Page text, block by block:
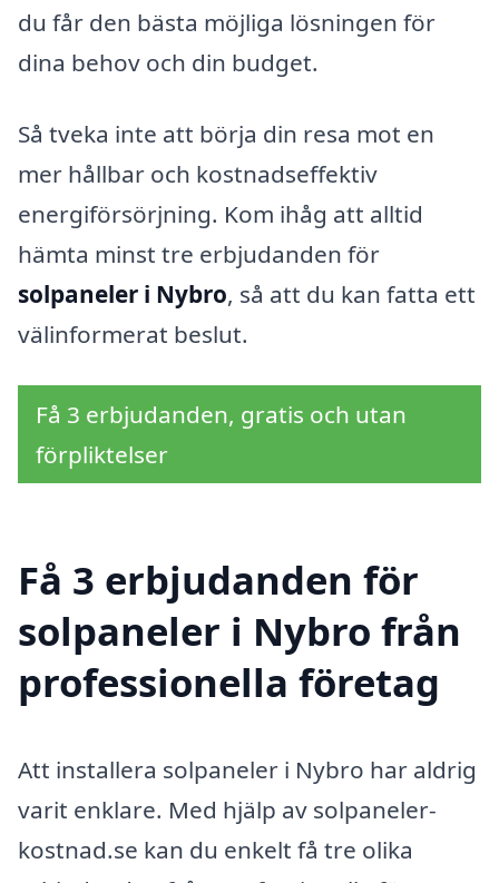
du får den bästa möjliga lösningen för
dina behov och din budget.
Så tveka inte att börja din resa mot en
mer hållbar och kostnadseffektiv
energiförsörjning. Kom ihåg att alltid
hämta minst tre erbjudanden för
solpaneler i Nybro, så att du kan fatta ett
välinformerat beslut.
Få 3 erbjudanden, gratis och utan
förpliktelser
Få 3 erbjudanden för
solpaneler i Nybro från
professionella företag
Att installera solpaneler i Nybro har aldrig
varit enklare. Med hjälp av solpaneler-
kostnad.se kan du enkelt få tre olika